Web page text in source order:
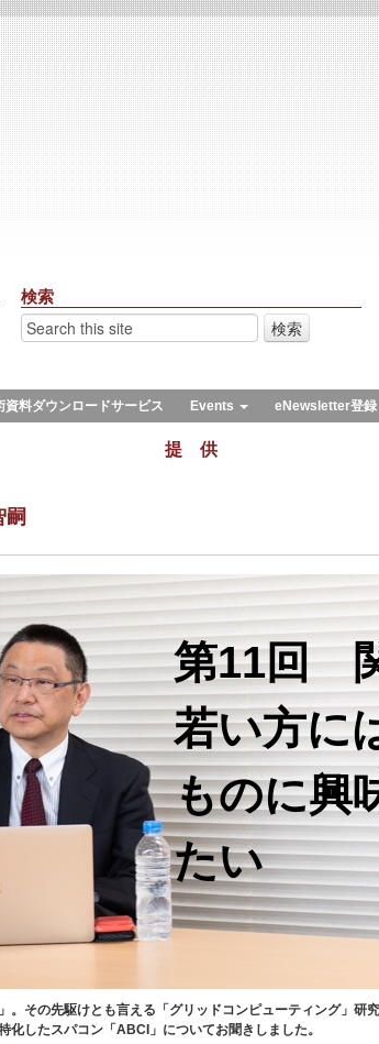
検索
資料ダウンロードサービス Events eNewsletter登録
提 供
嗣
第11回
若い方に
ものに興
たい
。その先駆けとも言える「グリッドコンピューティング」研
したスパコン「ABCI」についてお聞きしました。